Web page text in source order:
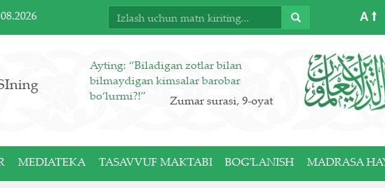
A
Ayting: “Biladigan zotlar bilan
bilmaydigan kimsalar barobar
bo‘lurmi?!”
Zumar surasi, 9-oyat
MEDIATEKA TASAVVUF MAKTABI BOG'LANISH MADRASA